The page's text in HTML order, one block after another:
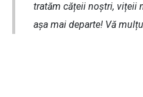
tratăm cățeii noștri, vițeii
așa mai departe! Vă